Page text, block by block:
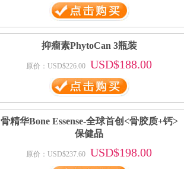
抑瘤素PhytoCan 3瓶装
原价：USD$226.00 USD$188.00
骨精华Bone Essense-全球首创<骨胶质+钙>
保健品
原价：USD$237.60 USD$198.00